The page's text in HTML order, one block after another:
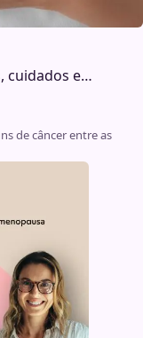
cuidados e…
de câncer entre as